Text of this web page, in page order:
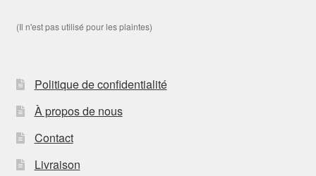
(Il n'est pas utilisé pour les plaintes)
Politique de confidentialité
À propos de nous
Contact
Livraison